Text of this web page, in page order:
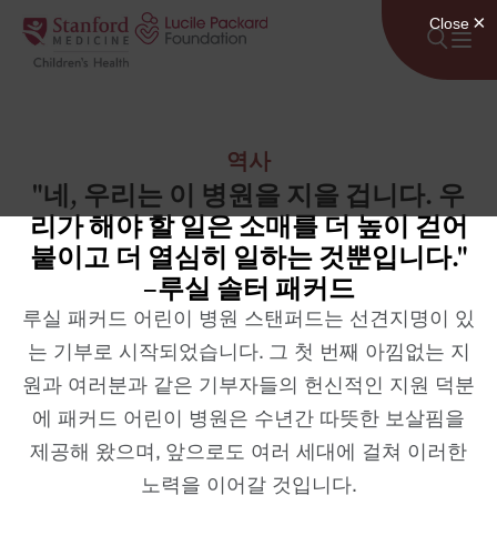
콘텐츠로 건너뛰기
역사
"네, 우리는 이 병원을 지을 겁니다. 우
리가 해야 할 일은 소매를 더 높이 걷어
붙이고 더 열심히 일하는 것뿐입니다."
–루실 솔터 패커드
루실 패커드 어린이 병원 스탠퍼드는 선견지명이 있
는 기부로 시작되었습니다. 그 첫 번째 아낌없는 지
원과 여러분과 같은 기부자들의 헌신적인 지원 덕분
에 패커드 어린이 병원은 수년간 따뜻한 보살핌을
제공해 왔으며, 앞으로도 여러 세대에 걸쳐 이러한
노력을 이어갈 것입니다.